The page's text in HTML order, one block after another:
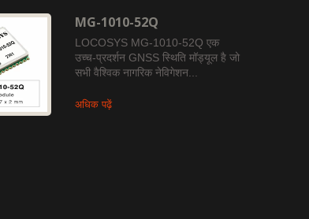
MG-1010-52Q
LOCOSYS MG-1010-52Q एक
उच्च-प्रदर्शन GNSS स्थिति मॉड्यूल है जो
सभी वैश्विक नागरिक नेविगेशन...
अधिक पढ़ें